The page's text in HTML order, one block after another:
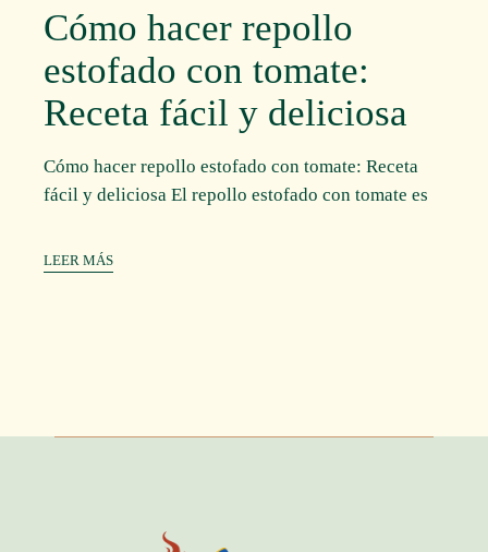
Cómo hacer repollo
estofado con tomate:
Receta fácil y deliciosa
Cómo hacer repollo estofado con tomate: Receta
fácil y deliciosa El repollo estofado con tomate es
LEER MÁS